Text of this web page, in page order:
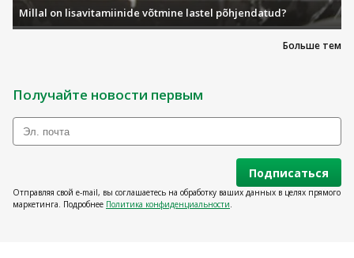
Больше тем
Millal on lisavitamiinide võtmine lastel põhjendatud?
Получайте новости первым
Подписаться
Отправляя свой e-mail, вы соглашаетесь на обработку ваших данных в целях прямого
маркетинга. Подробнее Политика конфиденциальности.